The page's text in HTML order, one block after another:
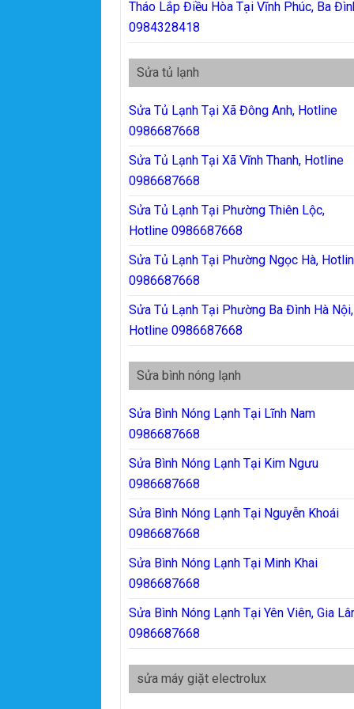
Tháo Lắp Điều Hòa Tại Vĩnh Phúc, Ba
0984328418
Sửa tủ lạnh
Sửa Tủ Lạnh Tại Xã Đông Anh, Hotline
0986687668
Sửa Tủ Lạnh Tại Xã Vĩnh Thanh, Hotline
0986687668
Sửa Tủ Lạnh Tại Phường Thiên Lộc,
Hotline 0986687668
Sửa Tủ Lạnh Tại Phường Ngọc Hà,
0986687668
Sửa Tủ Lạnh Tại Phường Ba Đình Hà Nội,
Hotline 0986687668
Sửa bình nóng lạnh
Sửa Bình Nóng Lạnh Tại Lĩnh Nam
0986687668
Sửa Bình Nóng Lạnh Tại Kim Ngưu
0986687668
Sửa Bình Nóng Lạnh Tại Nguyễn Khoái
0986687668
Sửa Bình Nóng Lạnh Tại Minh Khai
0986687668
Sửa Bình Nóng Lạnh Tại Yên Viên, Gia
0986687668
sửa máy giặt electrolux